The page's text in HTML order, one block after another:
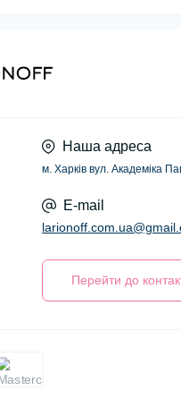
Наша адреса
м. Харків вул. Академіка
E-mail
Перейти до